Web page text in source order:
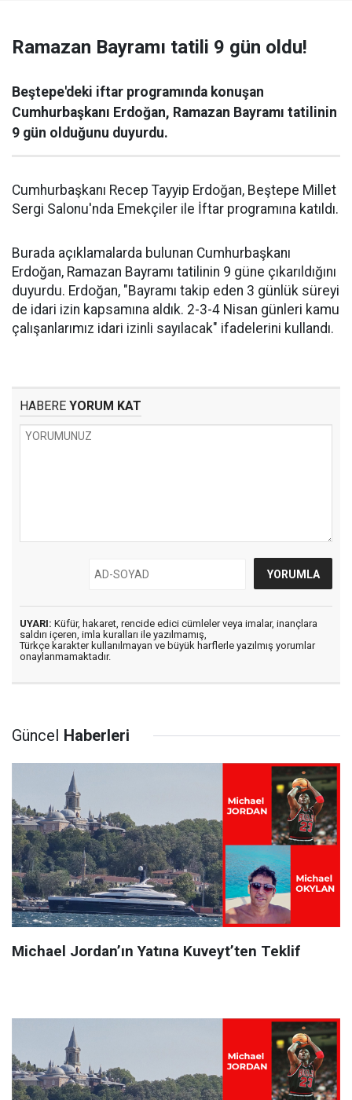
Ramazan Bayramı tatili 9 gün oldu!
Beştepe'deki iftar programında konuşan
Cumhurbaşkanı Erdoğan, Ramazan Bayramı tatilinin
9 gün olduğunu duyurdu.
Cumhurbaşkanı Recep Tayyip Erdoğan, Beştepe Millet
Sergi Salonu'nda Emekçiler ile İftar programına katıldı.
Burada açıklamalarda bulunan Cumhurbaşkanı
Erdoğan, Ramazan Bayramı tatilinin 9 güne çıkarıldığını
duyurdu. Erdoğan, "Bayramı takip eden 3 günlük süreyi
de idari izin kapsamına aldık. 2-3-4 Nisan günleri kamu
çalışanlarımız idari izinli sayılacak" ifadelerini kullandı.
HABERE YORUM KAT
UYARI: Küfür, hakaret, rencide edici cümleler veya imalar, inançlara
saldırı içeren, imla kuralları ile yazılmamış,
Türkçe karakter kullanılmayan ve büyük harflerle yazılmış yorumlar
onaylanmamaktadır.
Güncel Haberleri
Michael Jordan’ın Yatına Kuveyt’ten Teklif